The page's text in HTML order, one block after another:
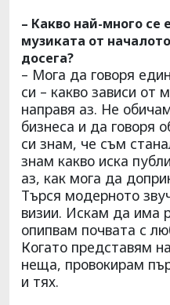
– Какво най-много се
музиката от
досега?
– Мога да говоря
си – какво зависи от
направя аз. Не
бизнеса и да говоря
си знам, че съм
знам какво иска
аз, как мога да
Търся модерното
визии. Искам да има
опипвам почвата с
Когато представям
неща, провокирам
и тях.